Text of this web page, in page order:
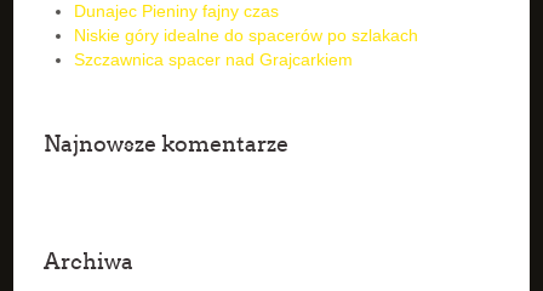
Dunajec Pieniny fajny czas
Niskie góry idealne do spacerów po szlakach
Szczawnica spacer nad Grajcarkiem
Najnowsze komentarze
Archiwa